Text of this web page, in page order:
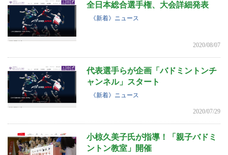
全日本総合選手権、大会詳細発表
《新着》ニュース
2020/08/07
代表選手らが企画「バドミントンチ
ャンネル」スタート
《新着》ニュース
2020/07/29
小椋久美子氏が指導！「親子バドミ
ントン教室」開催